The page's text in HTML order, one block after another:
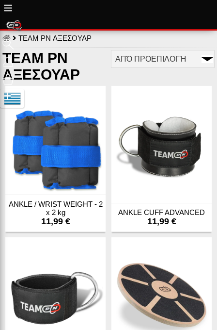
TEAM PN ΑΞΕΣΟΥΑΡ
TEAM PN
ΑΞΕΣΟΥΑΡ
ANKLE / WRIST WEIGHT - 2
x 2 kg
11,99 €
ANKLE CUFF ADVANCED
11,99 €